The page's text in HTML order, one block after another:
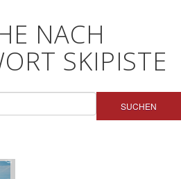
NACH
SKIPISTE
SUCHEN